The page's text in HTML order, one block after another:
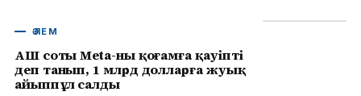
ӘЛЕМ
АҚШ соты Meta-ны қоғамға қауіпті
деп танып, 1 млрд долларға жуық
айыппұл салды